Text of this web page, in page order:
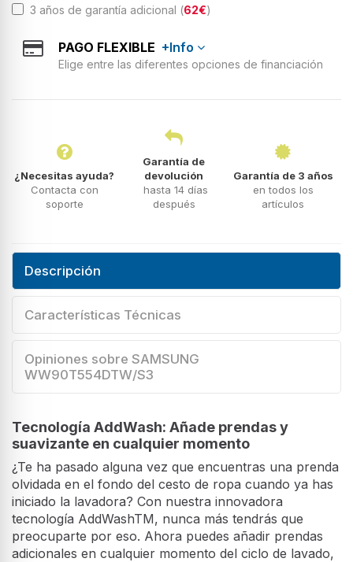
3 años de garantía adicional (62€)
PAGO FLEXIBLE +Info
Elige entre las diferentes opciones de financiación
¿Necesitas ayuda?
Contacta con
soporte
Garantía de
devolución
hasta 14 días
después
Garantía de 3 años
en todos los
artículos
Descripción
Características Técnicas
Opiniones sobre SAMSUNG
WW90T554DTW/S3
Tecnología AddWash: Añade prendas y
suavizante en cualquier momento
¿Te ha pasado alguna vez que encuentras una prenda
olvidada en el fondo del cesto de ropa cuando ya has
iniciado la lavadora? Con nuestra innovadora
tecnología AddWashTM, nunca más tendrás que
preocuparte por eso. Ahora puedes añadir prendas
adicionales en cualquier momento del ciclo de lavado,